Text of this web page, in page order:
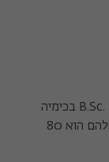
תכנית יוכלו להרשם סטודנטים בעלי תואר בוגר .B.Sc בכימיה
ובמקצועות רלוונטים נוספים שממוצע הציונים שלהם הוא 80